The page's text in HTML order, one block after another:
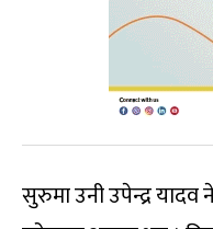
सुरुमा उनी उपेन्द्र